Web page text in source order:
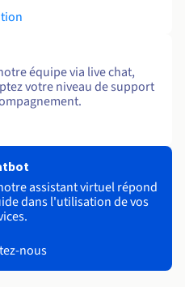
équipe via live chat,
votre niveau de support
assistant virtuel répond
dans l'utilisation de vos
nous